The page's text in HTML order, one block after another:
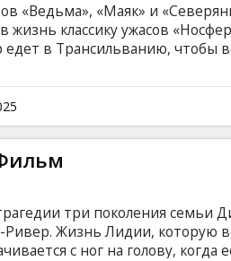
«Ведьма», «Маяк» и
классику ужасов
в Трансильванию, чтобы
и Анной Хардинг. Елену
ее преследует вампир.
с силой,
немецком, румынском,
языках.
три поколения семьи
Жизнь Лидии, которую
с ног на голову, когда